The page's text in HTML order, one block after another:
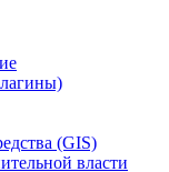
(GIS)
власти